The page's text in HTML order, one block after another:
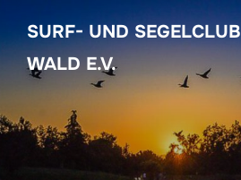
Inhalt
springen
SURF- UND SEGELCLUB
WALD E.V.